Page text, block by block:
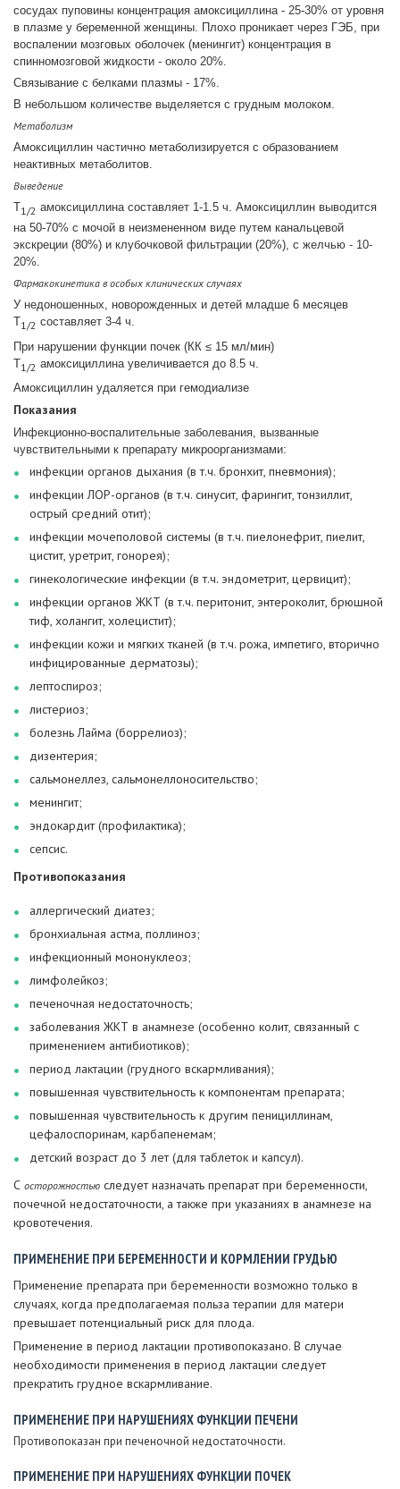
сосудах пуповины концентрация амоксициллина - 25-30% от уровня
в плазме у беременной женщины. Плохо проникает через ГЭБ, при
воспалении мозговых оболочек (менингит) концентрация в
спинномозговой жидкости - около 20%.
Связывание с белками плазмы - 17%.
В небольшом количестве выделяется с грудным молоком.
Метаболизм
Амоксициллин частично метаболизируется с образованием
неактивных метаболитов.
Выведение
T1/2 амоксициллина составляет 1-1.5 ч. Амоксициллин выводится
на 50-70% с мочой в неизмененном виде путем канальцевой
экскреции (80%) и клубочковой фильтрации (20%), с желчью - 10-
20%.
Фармакокинетика в особых клинических случаях
У недоношенных, новорожденных и детей младше 6 месяцев
T1/2 составляет 3-4 ч.
При нарушении функции почек (КК ≤ 15 мл/мин)
T1/2 амоксициллина увеличивается до 8.5 ч.
Амоксициллин удаляется при гемодиализе
Показания
Инфекционно-воспалительные заболевания, вызванные
чувствительными к препарату микроорганизмами:
инфекции органов дыхания (в т.ч. бронхит, пневмония);
инфекции ЛОР-органов (в т.ч. синусит, фарингит, тонзиллит,
острый средний отит);
инфекции мочеполовой системы (в т.ч. пиелонефрит, пиелит,
цистит, уретрит, гонорея);
гинекологические инфекции (в т.ч. эндометрит, цервицит);
инфекции органов ЖКТ (в т.ч. перитонит, энтероколит, брюшной
тиф, холангит, холецистит);
инфекции кожи и мягких тканей (в т.ч. рожа, импетиго, вторично
инфицированные дерматозы);
лептоспироз;
листериоз;
болезнь Лайма (боррелиоз);
дизентерия;
сальмонеллез, сальмонеллоносительство;
менингит;
эндокардит (профилактика);
сепсис.
Противопоказания
аллергический диатез;
бронхиальная астма, поллиноз;
инфекционный мононуклеоз;
лимфолейкоз;
печеночная недостаточность;
заболевания ЖКТ в анамнезе (особенно колит, связанный с
применением антибиотиков);
период лактации (грудного вскармливания);
повышенная чувствительность к компонентам препарата;
повышенная чувствительность к другим пенициллинам,
цефалоспоринам, карбапенемам;
детский возраст до 3 лет (для таблеток и капсул).
С осторожностью следует назначать препарат при беременности,
почечной недостаточности, а также при указаниях в анамнезе на
кровотечения.
ПРИМЕНЕНИЕ ПРИ БЕРЕМЕННОСТИ И КОРМЛЕНИИ ГРУДЬЮ
Применение препарата при беременности возможно только в
случаях, когда предполагаемая польза терапии для матери
превышает потенциальный риск для плода.
Применение в период лактации противопоказано. В случае
необходимости применения в период лактации следует
прекратить грудное вскармливание.
ПРИМЕНЕНИЕ ПРИ НАРУШЕНИЯХ ФУНКЦИИ ПЕЧЕНИ
Противопоказан при печеночной недостаточности.
ПРИМЕНЕНИЕ ПРИ НАРУШЕНИЯХ ФУНКЦИИ ПОЧЕК